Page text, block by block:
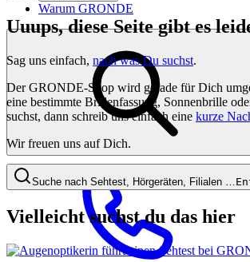
Warum GRONDE
Uuups, diese Seite gibt es
Sag uns einfach, nach was Du suchst.
Der GRONDE-Shop wird gerade für Dich
eine bestimmte Brillenfassung, Sonnenbrille
suchst, dann schreib uns einfach eine kurze
Wir freuen uns auf Dich.
Suche nach Sehtest, Hörgeräten, Filialen …
Vielleicht suchst du das hier